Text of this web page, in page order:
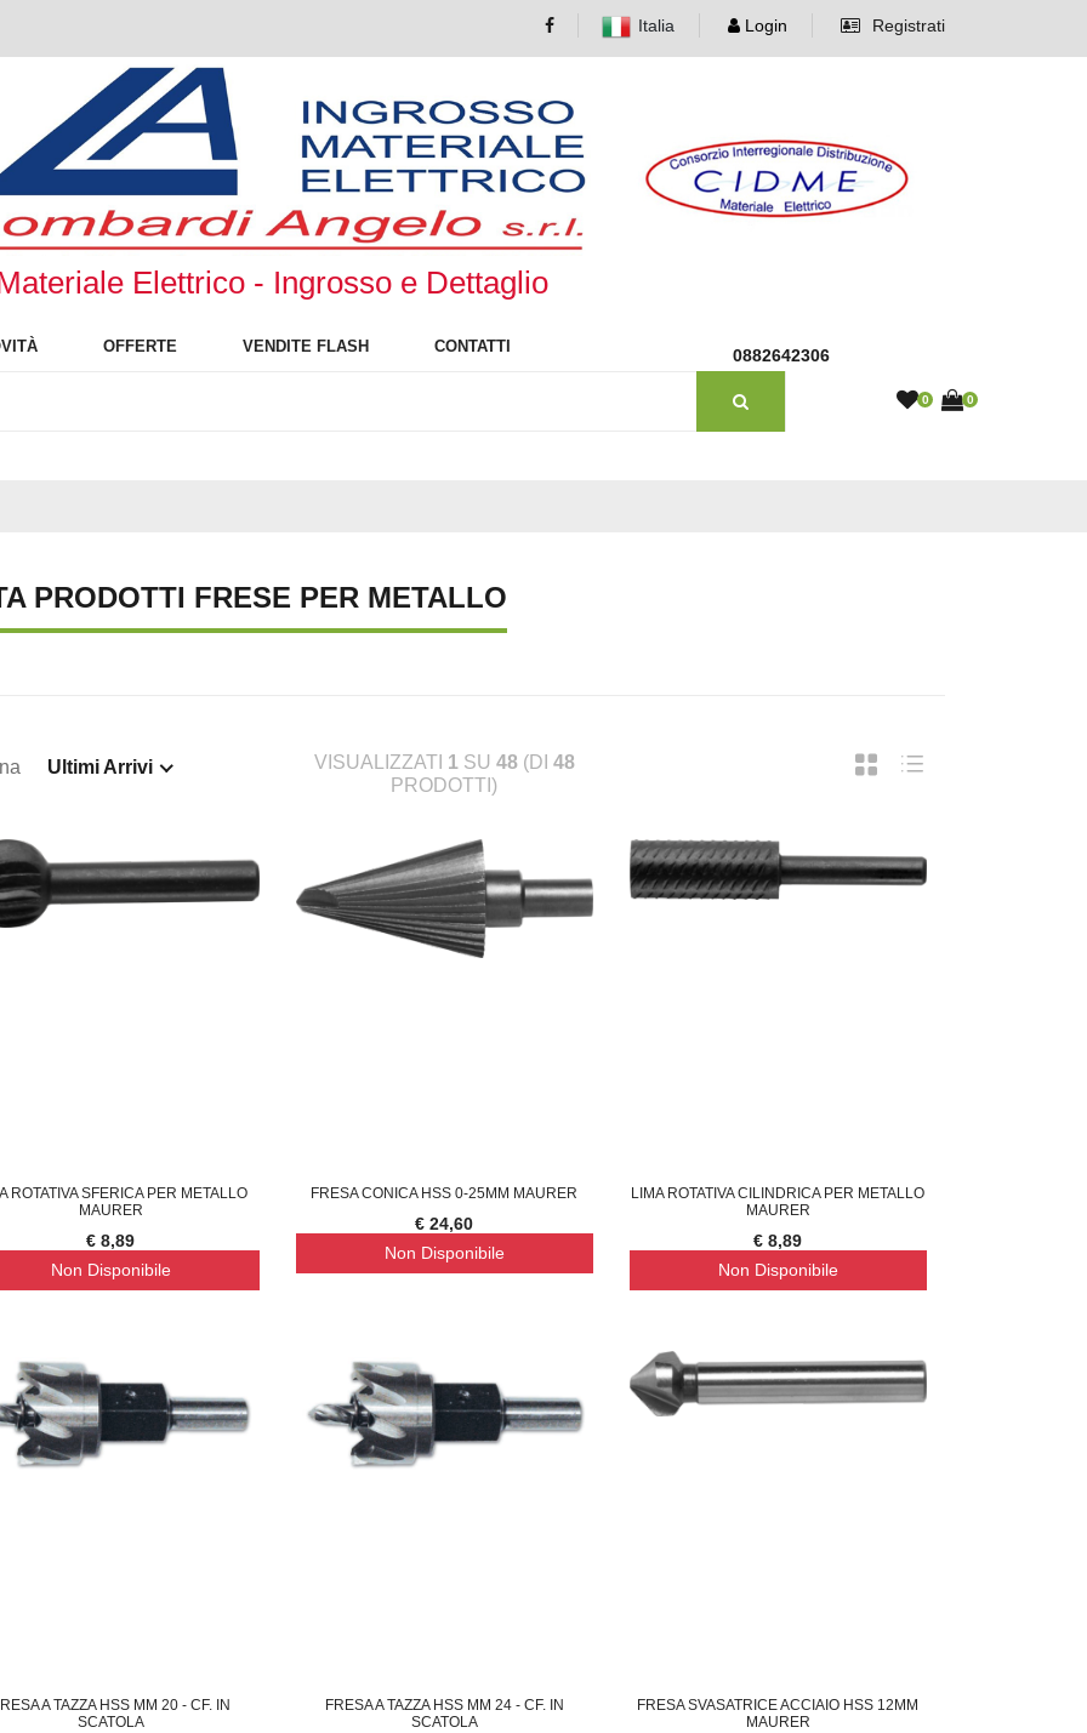
Italia Login Registrati
Elettrico - Ingrosso e Dettaglio
OFFERTE VENDITE FLASH CONTATTI 0882642306
0 0
PRODOTTI FRESE PER METALLO
Ultimi Arrivi VISUALIZZATI 1 SU 48(DI 48
PRODOTTI)
ROTATIVA SFERICA PER METALLO
MAURER
€ 8,89
Non Disponibile
FRESA CONICA HSS 0-25MM MAURER
€ 24,60
Non Disponibile
LIMA ROTATIVA CILINDRICA PER METALLO
MAURER
€ 8,89
Non Disponibile
A TAZZA HSS MM 20 - CF. IN
SCATOLA
FRESA A TAZZA HSS MM 24 - CF. IN
SCATOLA
FRESA SVASATRICE ACCIAIO HSS 12MM
MAURER